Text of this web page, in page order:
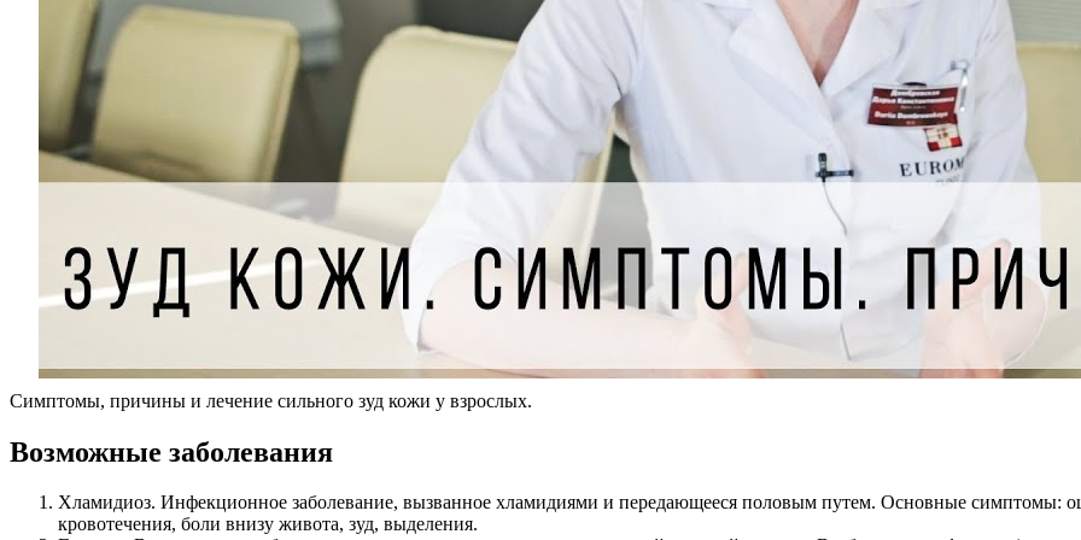
Симптомы, причины и лечение сильного зуд кожи у взрослых.
Возможные заболевания
Хламидиоз. Инфекционное заболевание, вызванное хламидиями и передающееся половым путем. Основные симптомы:
кровотечения, боли внизу живота, зуд, выделения.